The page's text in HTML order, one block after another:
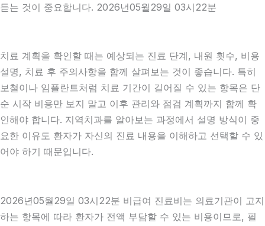
듣는 것이 중요합니다. 2026년05월29일 03시22분
치료 계획을 확인할 때는 예상되는 진료 단계, 내원 횟수, 비용
설명, 치료 후 주의사항을 함께 살펴보는 것이 좋습니다. 특히
보철이나 임플란트처럼 치료 기간이 길어질 수 있는 항목은 단
순 시작 비용만 보지 말고 이후 관리와 점검 계획까지 함께 확
인해야 합니다. 지역치과를 알아보는 과정에서 설명 방식이 중
요한 이유도 환자가 자신의 진료 내용을 이해하고 선택할 수 있
어야 하기 때문입니다.
2026년05월29일 03시22분 비급여 진료비는 의료기관이 고지
하는 항목에 따라 환자가 전액 부담할 수 있는 비용이므로, 필